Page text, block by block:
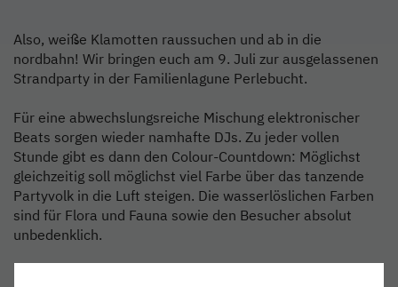
Also, weiße Klamotten raussuchen und ab in die
nordbahn! Wir bringen euch am 9. Juli zur ausgelassenen
Strandparty in der Familienlagune Perlebucht.
Für eine abwechslungsreiche Mischung elektronischer
Beats sorgen wieder namhafte DJs. Zu jeder vollen
Stunde gibt es dann den Colour-Countdown: Möglichst
gleichzeitig soll möglichst viel Farbe über das tanzende
Partyvolk in die Luft steigen. Die wasserlöslichen Farben
sind für Flora und Fauna sowie den Besucher absolut
unbedenklich.